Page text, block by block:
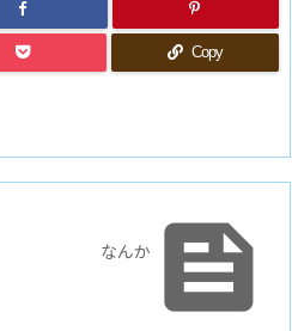
Copy

なんか